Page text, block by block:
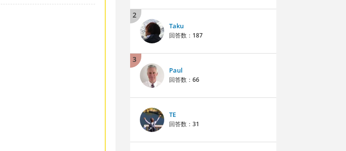
2
Taku
回答数： 187
3
Paul
回答数： 66
TE
回答数： 31